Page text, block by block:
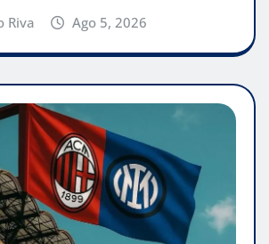
Riva Ago 5, 2026